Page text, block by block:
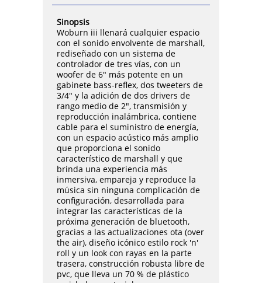
Sinopsis
Woburn iii llenará cualquier espacio
con el sonido envolvente de marshall,
rediseñado con un sistema de
controlador de tres vías, con un
woofer de 6" más potente en un
gabinete bass-reflex, dos tweeters de
3/4" y la adición de dos drivers de
rango medio de 2", transmisión y
reproducción inalámbrica, contiene
cable para el suministro de energía,
con un espacio acústico más amplio
que proporciona el sonido
característico de marshall y que
brinda una experiencia más
inmersiva, empareja y reproduce la
música sin ninguna complicación de
configuración, desarrollada para
integrar las características de la
próxima generación de bluetooth,
gracias a las actualizaciones ota (over
the air), diseño icónico estilo rock 'n'
roll y un look con rayas en la parte
trasera, construcción robusta libre de
pvc, que lleva un 70 % de plástico